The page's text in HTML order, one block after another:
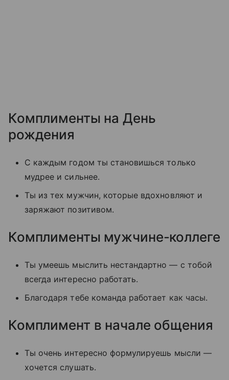
Комплименты на День
рождения
С каждым годом ты становишься только
мудрее и сильнее.
Ты из тех мужчин, которые вдохновляют и
заряжают позитивом.
Комплименты мужчине-коллеге
Ты умеешь мыслить нестандартно — с тобой
всегда интересно работать.
Благодаря тебе команда работает как часы.
Комплимент в начале общения
Ты очень интересно формулируешь мысли —
хочется слушать.